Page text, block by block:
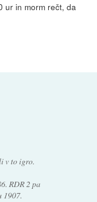
ur in morm rečt, da
v to igro.
RDR 2 pa
1907.